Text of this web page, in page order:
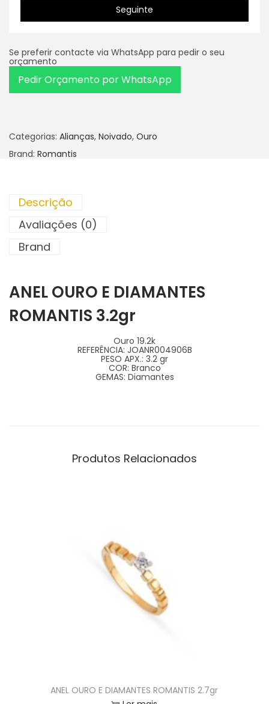
Seguinte
Se preferir contacte via WhatsApp para pedir o seu
orçamento
Pedir Orçamento por WhatsApp
Categorias: Alianças, Noivado, Ouro
Brand: Romantis
Descrição
Avaliações (0)
Brand
ANEL OURO E DIAMANTES
ROMANTIS 3.2gr
Ouro 19.2k
REFERÊNCIA: JOANR004906B
PESO APX.: 3.2 gr
COR: Branco
GEMAS: Diamantes
Produtos Relacionados
ANEL OURO E DIAMANTES ROMANTIS 2.7gr